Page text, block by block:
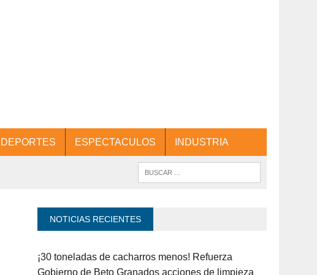
DEPORTES ESPECTACULOS INDUSTRIA
NOTICIAS RECIENTES
¡30 toneladas de cacharros menos! Refuerza
Gobierno de Beto Granados acciones de limpieza